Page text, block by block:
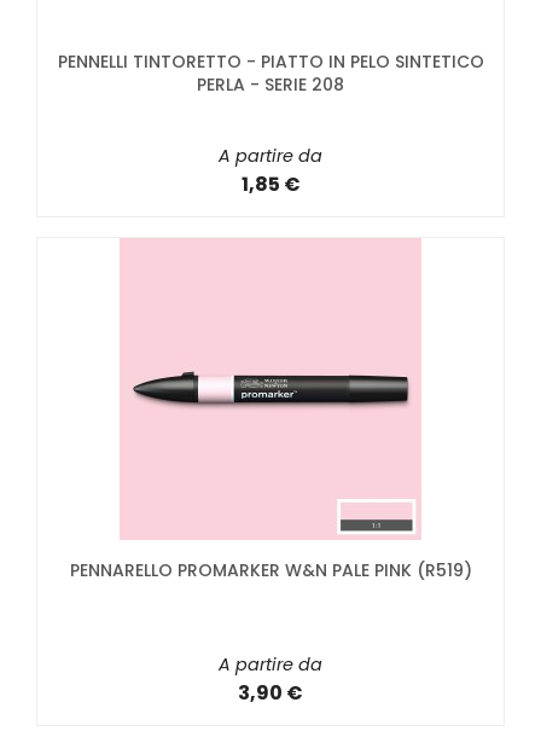
PENNELLI TINTORETTO - PIATTO IN PELO SINTETICO
PERLA - SERIE 208
A partire da
1,85 €
PENNARELLO PROMARKER W&N PALE PINK (R519)
A partire da
3,90 €